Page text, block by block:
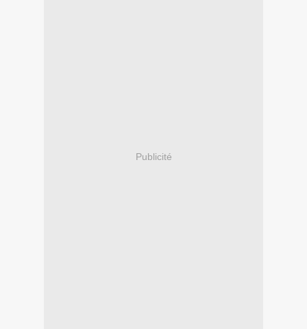
Publicité